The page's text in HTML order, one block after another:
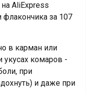
AliExpress
за 107
в карман или
укусах комаров -
при
и даже при